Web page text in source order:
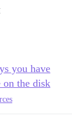
you have
on the disk